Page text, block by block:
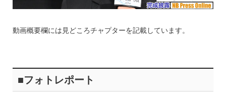
動画概要欄には見どころチャプターを記載しています。
■フォトレポート